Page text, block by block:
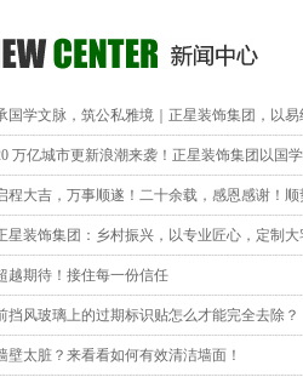
国学文脉，筑公私雅境｜正星装饰集团，以易
想空间
万亿城市更新浪潮来袭！正星装饰集团以国
居新未来
程大吉，万事顺遂！二十余载，感恩感谢！
未来！
星装饰集团：乡村振兴，以专业匠心，定制大
生活
越期待！接住每一份信任
挡风玻璃上的过期标识贴怎么才能完全去除？
壁太脏？来看看如何有效清洁墙面！